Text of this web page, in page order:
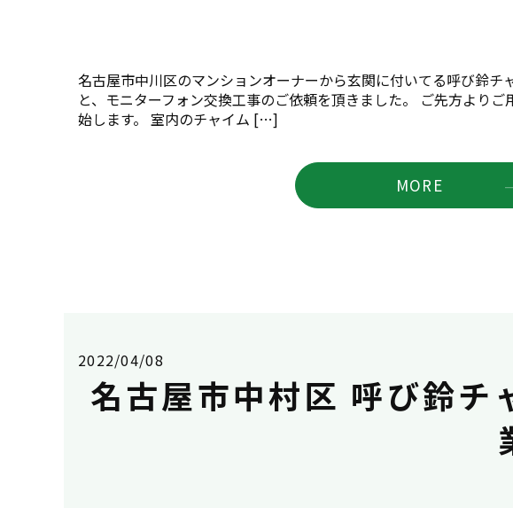
名古屋市中川区のマンションオーナーから玄関に付いてる呼び鈴チ
と、モニターフォン交換工事のご依頼を頂きました。 ご先方より
始します。 室内のチャイム […]
MORE
2022/04/08
名古屋市中村区 呼び鈴チ